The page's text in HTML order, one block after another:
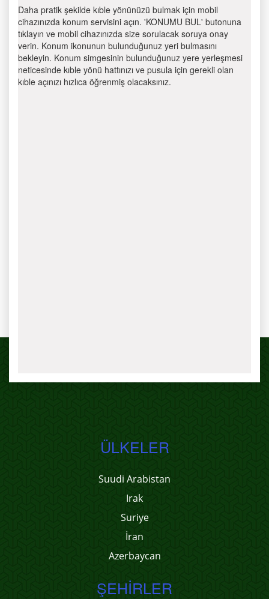
Daha pratik şekilde kıble yönünüzü bulmak için mobil
cihazınızda konum servisini açın. 'KONUMU BUL' butonuna
tıklayın ve mobil cihazınızda size sorulacak soruya onay
verin. Konum ikonunun bulunduğunuz yeri bulmasını
bekleyin. Konum simgesinin bulunduğunuz yere yerleşmesi
neticesinde kıble yönü hattınızı ve pusula için gerekli olan
kıble açınızı hızlıca öğrenmiş olacaksınız.
ÜLKELER
Suudi Arabistan
Irak
Suriye
İran
Azerbaycan
ŞEHIRLER